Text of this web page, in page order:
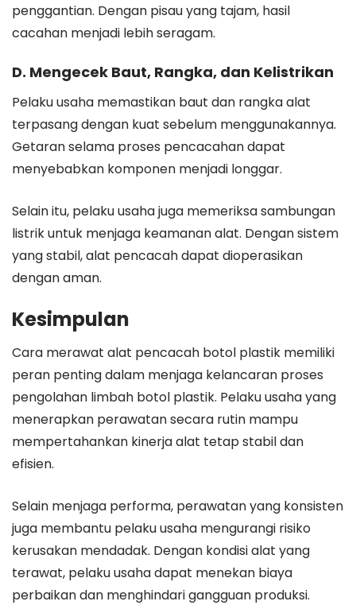
penggantian. Dengan pisau yang tajam, hasil
cacahan menjadi lebih seragam.
D. Mengecek Baut, Rangka, dan Kelistrikan
Pelaku usaha memastikan baut dan rangka alat
terpasang dengan kuat sebelum menggunakannya.
Getaran selama proses pencacahan dapat
menyebabkan komponen menjadi longgar.
Selain itu, pelaku usaha juga memeriksa sambungan
listrik untuk menjaga keamanan alat. Dengan sistem
yang stabil, alat pencacah dapat dioperasikan
dengan aman.
Kesimpulan
Cara merawat alat pencacah botol plastik memiliki
peran penting dalam menjaga kelancaran proses
pengolahan limbah botol plastik. Pelaku usaha yang
menerapkan perawatan secara rutin mampu
mempertahankan kinerja alat tetap stabil dan
efisien.
Selain menjaga performa, perawatan yang konsisten
juga membantu pelaku usaha mengurangi risiko
kerusakan mendadak. Dengan kondisi alat yang
terawat, pelaku usaha dapat menekan biaya
perbaikan dan menghindari gangguan produksi.